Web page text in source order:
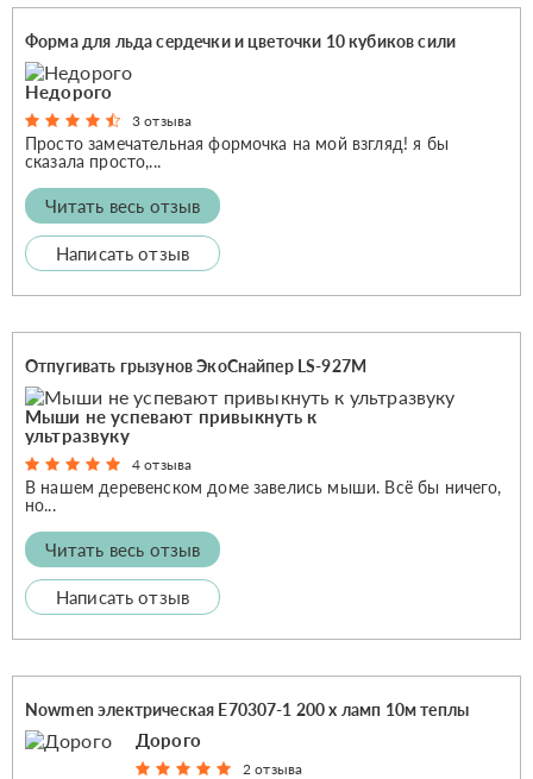
Форма для льда сердечки и цветочки 10 кубиков сили
Недорого
3 отзыва
Просто замечательная формочка на мой взгляд! я бы
сказала просто,...
Читать весь отзыв
Написать отзыв
Отпугивать грызунов ЭкоСнайпер LS-927M
Мыши не успевают привыкнуть к
ультразвуку
4 отзыва
В нашем деревенском доме завелись мыши. Всё бы ничего,
но...
Читать весь отзыв
Написать отзыв
Nowmen электрическая Е70307-1 200 x ламп 10м теплы
Дорого
2 отзыва